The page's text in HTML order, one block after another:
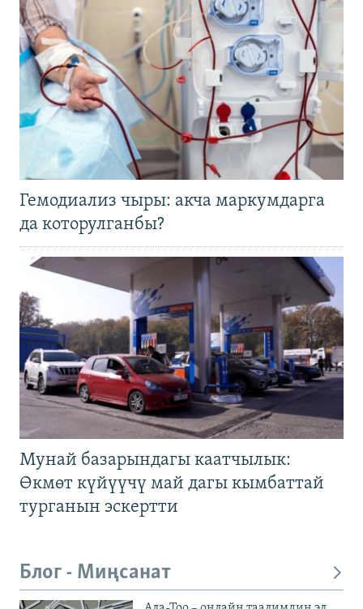
Гемодиализ чыры: акча маркумдарга
да которулганбы?
Мунай базарындагы каатчылык:
Өкмөт күйүүчү май дагы кымбаттай
турганын эскертти
Блог - Миңсанат